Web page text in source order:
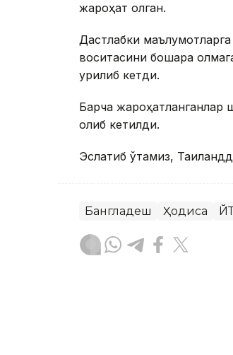
жароҳат олган.
Дастлабки
воситасини бошқара
урилиб кетди.
Барча жароҳатланганлар
олиб кетилди.
Эслатиб ўтамиз,
Бангладеш Ҳодиса